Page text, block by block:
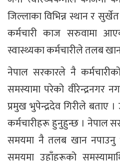
जिल्लाका विभिन्न स्थान र
कर्मचारी काज सरुवामा
स्वास्थ्यका कर्मचारीले तलब
नेपाल सरकारले नै
समस्यामा परेको वीरेन्द्रनगर
प्रमुख भुपेन्द्रदेव गिरीले बताए
कर्मचारीहरू हुनुहुन्छ । नेपाल
समयमा नै तलब खान नपाउनु
समयमा उहाँहरूको